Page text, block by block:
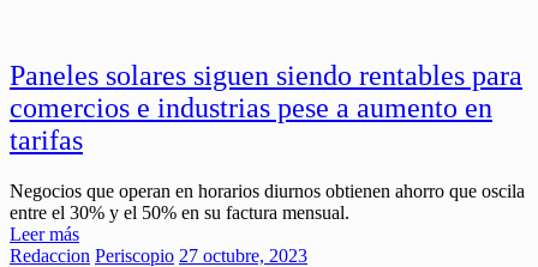
Paneles solares siguen siendo rentables para
comercios e industrias pese a aumento en
tarifas
Negocios que operan en horarios diurnos obtienen ahorro que oscila
entre el 30% y el 50% en su factura mensual.
Leer más
Redaccion Periscopio 27 octubre, 2023